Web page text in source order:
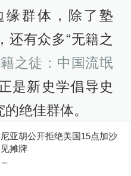
群体，除了塾
还有众多“无籍之
之徒：中国流氓
是新史学倡导史
绝佳群体。
户端